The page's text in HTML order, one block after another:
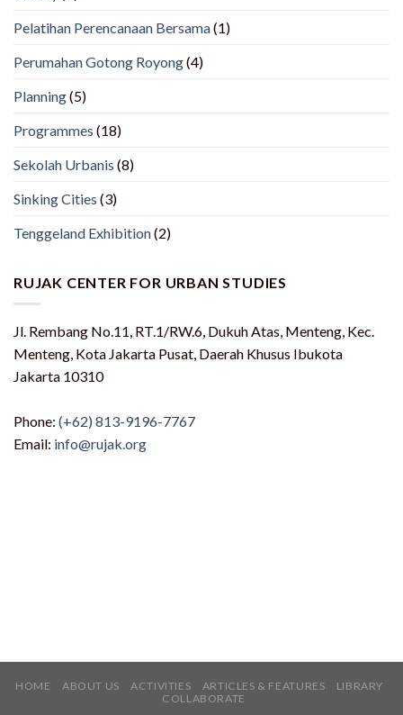
Pelatihan Perencanaan Bersama(1)
Perumahan Gotong Royong(4)
Planning(5)
Programmes (18)
Sekolah Urbanis (8)
Sinking Cities (3)
Tenggeland Exhibition(2)
RUJAK CENTER FOR URBAN STUDIES
Jl. Rembang No.11, RT.1/RW.6, Dukuh Atas, Menteng, Kec.
Menteng, Kota Jakarta Pusat, Daerah Khusus Ibukota
Jakarta 10310
Phone: (+62) 813-9196-7767
Email: info@rujak.org
HOME ABOUT US ACTIVITIES ARTICLES & FEATURES
LIBRARY
COLLABORATE